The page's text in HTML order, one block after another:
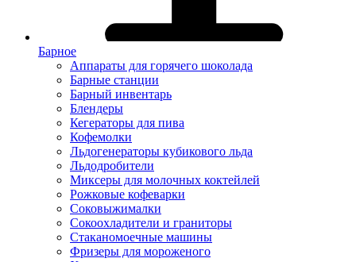
Барное
Аппараты для горячего шоколада
Барные станции
Барный инвентарь
Блендеры
Кегераторы для пива
Кофемолки
Льдогенераторы кубикового льда
Льдодробители
Миксеры для молочных коктейлей
Рожковые кофеварки
Соковыжималки
Сокоохладители и граниторы
Стаканомоечные машины
Фризеры для мороженого